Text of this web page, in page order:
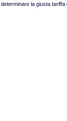
la giusta tariffa